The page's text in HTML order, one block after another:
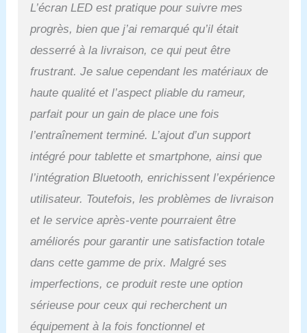
vidéos de paysages
captivantes, ainsi qu'un
suivi complet de vos
progrès et performances
lors de vos séances.
GARANTIE DE 5 ANS :
Profitez d'un service
complet incluant les
pièces de rechange et la
garantie pour votre
rameur, directement
depuis la France. Après
l'appareil, vous recevrez
une garantie gratuite de 5
ans. Associée à nos
pièces de rechange
disponibles, WaterRower
d'entraînement durable.
Design unique et peu
L’écran LED est pratique pour suivre mes
progrès, bien que j’ai remarqué qu’il était
desserré à la livraison, ce qui peut être
frustrant. Je salue cependant les matériaux de
haute qualité et l’aspect pliable du rameur,
parfait pour un gain de place une fois
l’entraînement terminé. L’ajout d’un support
intégré pour tablette et smartphone, ainsi que
l’intégration Bluetooth, enrichissent l’expérience
utilisateur. Toutefois, les problèmes de livraison
et le service après-vente pourraient être
améliorés pour garantir une satisfaction totale
dans cette gamme de prix. Malgré ses
imperfections, ce produit reste une option
sérieuse pour ceux qui recherchent un
équipement à la fois fonctionnel et